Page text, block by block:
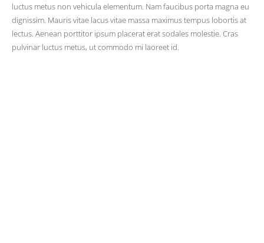
luctus metus non vehicula elementum. Nam faucibus porta magna eu
dignissim. Mauris vitae lacus vitae massa maximus tempus lobortis at
lectus. Aenean porttitor ipsum placerat erat sodales molestie. Cras
pulvinar luctus metus, ut commodo mi laoreet id.